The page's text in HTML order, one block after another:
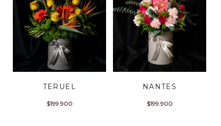
TERUEL
$199.900
NANTES
$199.900